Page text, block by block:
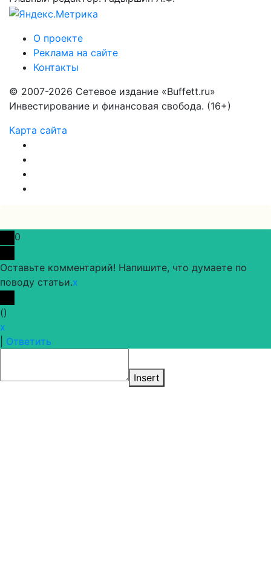
О проекте
Реклама на сайте
Контакты
© 2007-2026 Сетевое издание «Buffett.ru»
Инвестирование и финансовая свобода. (16+)
Карта сайта
0
Оставьте комментарий! Напишите, что думаете по
поводу статьи.x
()
x
Ответить
Insert